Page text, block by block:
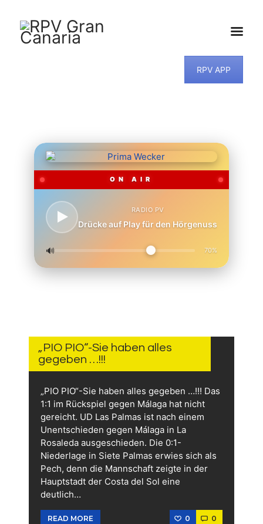
RPV APP
ON AIR
RADIO PV
Drücke auf Play für den Hörgenuss
🔊 70%
MUSIKWUNSCH
„PIO PIO“-Sie haben alles
gegeben …!!!
„PIO PIO“-Sie haben alles gegeben …!!! Das
1:1 im Rückspiel gegen Málaga hat nicht
gereicht. UD Las Palmas ist nach einem
Unentschieden gegen Málaga in La
Rosaleda ausgeschieden. Die 0:1-
Niederlage in Siete Palmas erwies sich als
Pech, denn die Mannschaft zeigte in der
Hauptstadt der Costa del Sol eine
deutlich…
READ MORE 0 0